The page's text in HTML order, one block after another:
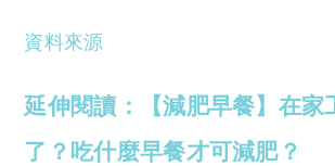
資料來源
延伸閱讀：【減肥早餐】在家
了？吃什麼早餐才可減肥？